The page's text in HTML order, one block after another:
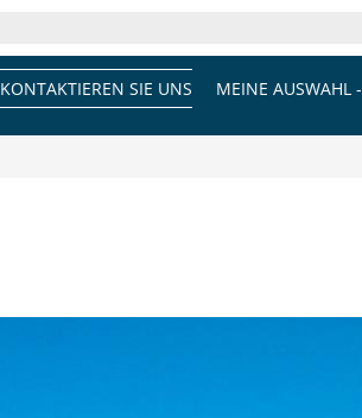
MEINE AUSWAHL -
KONTAKTIEREN SIE UNS